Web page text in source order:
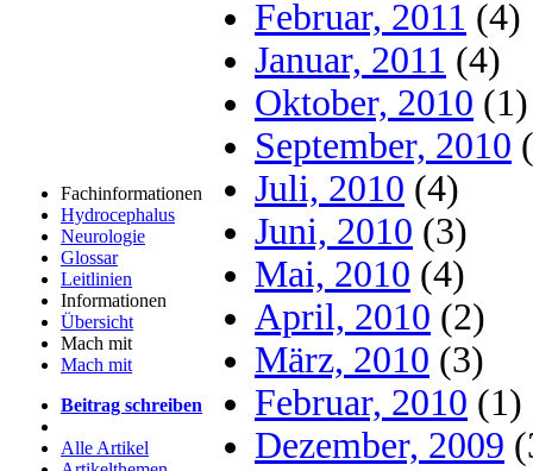
Fachinformationen
Hydrocephalus
Neurologie
Glossar
Leitlinien
Informationen
Übersicht
Mach mit
Mach mit
Beitrag schreiben
Alle Artikel
Februar, 2011 (4)
Januar, 2011 (4)
Oktober, 2010 (1)
September, 2010
Juli, 2010 (4)
Juni, 2010 (3)
Mai, 2010 (4)
April, 2010 (2)
März, 2010 (3)
Februar, 2010 (1)
Dezember, 2009